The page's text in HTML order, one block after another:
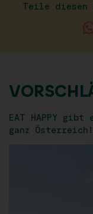
Teile diesen
EAT HAPPY
ganz Österreich!